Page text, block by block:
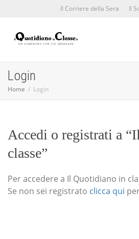
Il Corriere della Sera Il
Login
Home Login
Accedi o registrati a
classe”
Per accedere a Il Quotidiano in
Se non sei registrato clicca qui